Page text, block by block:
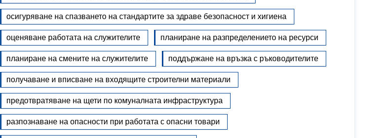
осигуряване на спазването на стандартите за здраве безопасност и хигиена
оценяване работата на служителите планиране на разпределението на ресурси
планиране на смените на служителите поддържане на връзка с ръководителите
получаване и вписване на входящите строителни материали
предотвратяване на щети по комуналната инфраструктура
разпознаване на опасности при работата с опасни товари